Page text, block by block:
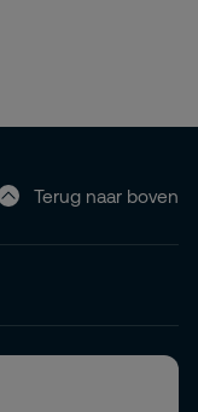
Terug naar boven